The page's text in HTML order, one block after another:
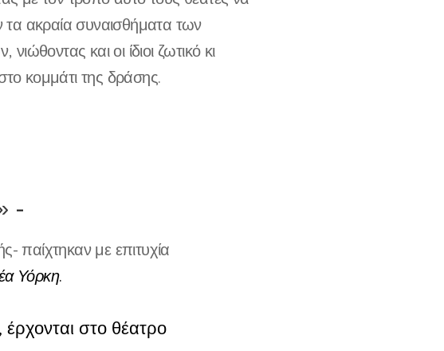
τα ακραία συναισθήματα των
και οι ίδιοι ζωτικό κι
κομμάτι της δράσης.
-
παίχτηκαν με επιτυχία
Υόρκη.
στο θέατρο